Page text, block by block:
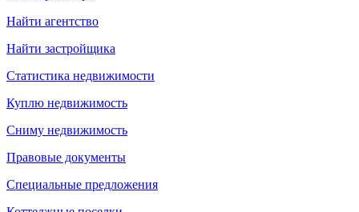
Найти агентство
Найти застройщика
Статистика недвижимости
Куплю недвижимость
Сниму недвижимость
Правовые документы
Специальные предложения